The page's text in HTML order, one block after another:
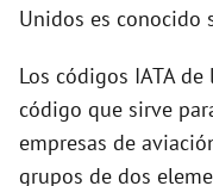
Unidos es conocido
Los códigos IATA
código que sirve
empresas de
grupos de dos